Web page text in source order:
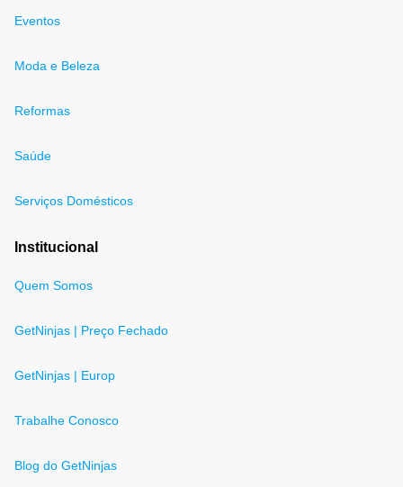
Eventos
Moda e Beleza
Reformas
Saúde
Serviços Domésticos
Institucional
Quem Somos
GetNinjas | Preço Fechado
GetNinjas | Europ
Trabalhe Conosco
Blog do GetNinjas